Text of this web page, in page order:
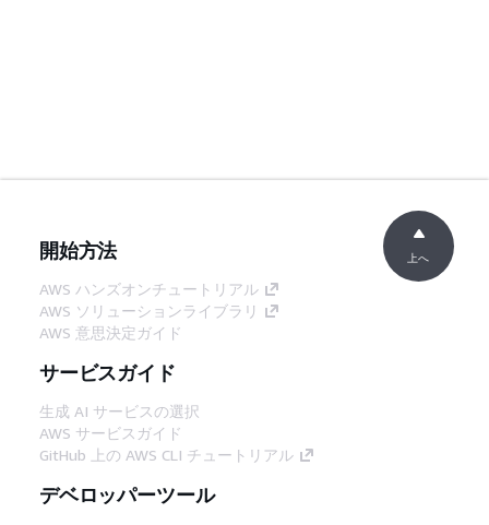
開始方法
AWS ハンズオンチュートリアル
AWS ソリューションライブラリ
AWS 意思決定ガイド
サービスガイド
生成 AI サービスの選択
AWS サービスガイド
GitHub 上の AWS CLI チュートリアル
デベロッパーツール
上へ